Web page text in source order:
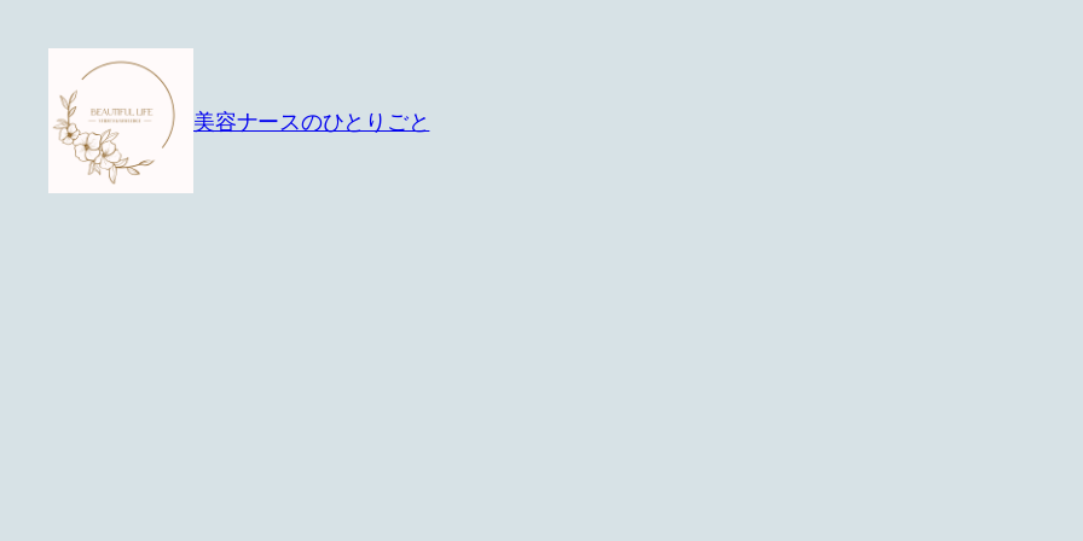
美容ナースのひとりごと